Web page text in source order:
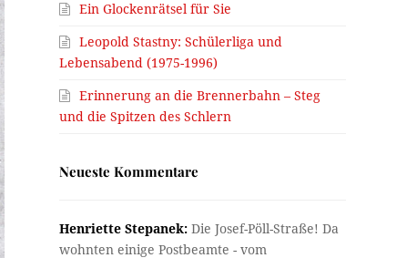
Ein Glockenrätsel für Sie
Leopold Stastny: Schülerliga und
Lebensabend (1975-1996)
Erinnerung an die Brennerbahn – Steg
und die Spitzen des Schlern
Neueste Kommentare
Henriette Stepanek: Die Josef-Pöll-Straße! Da
wohnten einige Postbeamte - vom